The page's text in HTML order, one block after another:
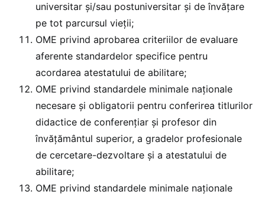
universitar și/sau postuniversitar și de învățare
pe tot parcursul vieții;
OME privind aprobarea criteriilor de evaluare
aferente standardelor specifice pentru
acordarea atestatului de abilitare;
OME privind standardele minimale naționale
necesare şi obligatorii pentru conferirea titlurilor
didactice de conferențiar și profesor din
învăţământul superior, a gradelor profesionale
de cercetare-dezvoltare și a atestatului de
abilitare;
OME privind standardele minimale naționale